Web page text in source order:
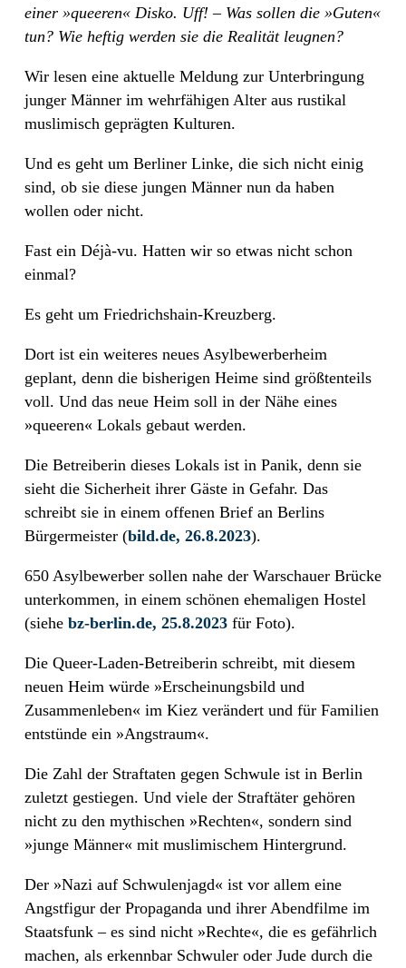
einer »queeren« Disko. Uff! – Was sollen die »Guten«
tun? Wie heftig werden sie die Realität leugnen?
Wir lesen eine aktuelle Meldung zur Unterbringung
junger Männer im wehrfähigen Alter aus rustikal
muslimisch geprägten Kulturen.
Und es geht um Berliner Linke, die sich nicht einig
sind, ob sie diese jungen Männer nun da haben
wollen oder nicht.
Fast ein Déjà-vu. Hatten wir so etwas nicht schon
einmal?
Es geht um Friedrichshain-Kreuzberg.
Dort ist ein weiteres neues Asylbewerberheim
geplant, denn die bisherigen Heime sind größtenteils
voll. Und das neue Heim soll in der Nähe eines
»queeren« Lokals gebaut werden.
Die Betreiberin dieses Lokals ist in Panik, denn sie
sieht die Sicherheit ihrer Gäste in Gefahr. Das
schreibt sie in einem offenen Brief an Berlins
Bürgermeister (bild.de, 26.8.2023).
650 Asylbewerber sollen nahe der Warschauer Brücke
unterkommen, in einem schönen ehemaligen Hostel
(siehe bz-berlin.de, 25.8.2023 für Foto).
Die Queer-Laden-Betreiberin schreibt, mit diesem
neuen Heim würde »Erscheinungsbild und
Zusammenleben« im Kiez verändert und für Familien
entstünde ein »Angstraum«.
Die Zahl der Straftaten gegen Schwule ist in Berlin
zuletzt gestiegen. Und viele der Straftäter gehören
nicht zu den mythischen »Rechten«, sondern sind
»junge Männer« mit muslimischem Hintergrund.
Der »Nazi auf Schwulenjagd« ist vor allem eine
Angstfigur der Propaganda und ihrer Abendfilme im
Staatsfunk – es sind nicht »Rechte«, die es gefährlich
machen, als erkennbar Schwuler oder Jude durch die